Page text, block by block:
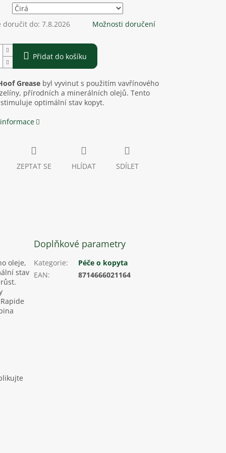
doručit do: 7.8.2026 Možnosti doručení
Přidat do košíku
Greasebyl vyvinut s použitím vavřínového
přírodních a minerálních olejů. Tento
optimální stav kopyt.
ZEPTAT SE HLÍDAT SDÍLET
oleje,
stav
Doplňkové parametry
Kategorie:
Péče o kopyta
EAN: 8714666021164